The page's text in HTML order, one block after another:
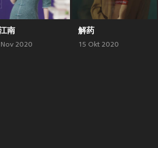
南
2020
解药
15 Okt 2020